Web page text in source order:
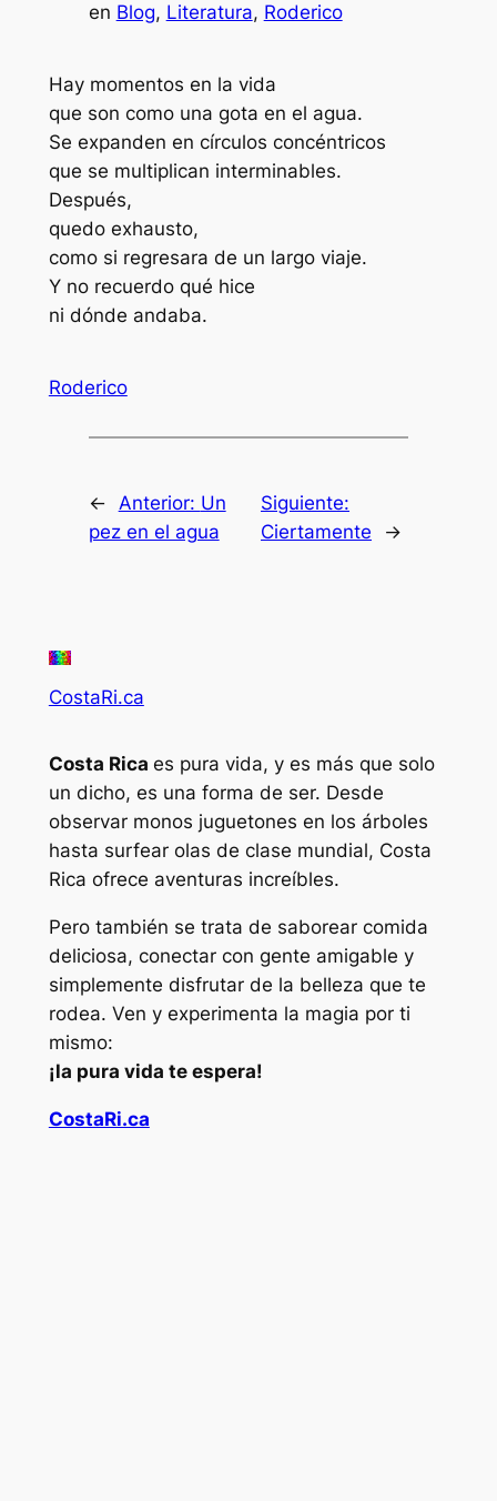
en Blog, Literatura, Roderico
Hay momentos en la vida
que son como una gota en el agua.
Se expanden en círculos concéntricos
que se multiplican interminables.
Después,
quedo exhausto,
como si regresara de un largo viaje.
Y no recuerdo qué hice
ni dónde andaba.
Roderico
← Anterior: Un
pez en el agua
Siguiente:
Ciertamente
→
CostaRi.ca
Costa Rica es pura vida, y es más que solo
un dicho, es una forma de ser. Desde
observar monos juguetones en los árboles
hasta surfear olas de clase mundial, Costa
Rica ofrece aventuras increíbles.
Pero también se trata de saborear comida
deliciosa, conectar con gente amigable y
simplemente disfrutar de la belleza que te
rodea. Ven y experimenta la magia por ti
mismo:
¡la pura vida te espera!
CostaRi.ca